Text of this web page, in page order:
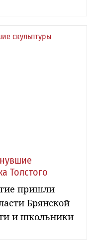
Толстого
пришли
Брянской
и школьники